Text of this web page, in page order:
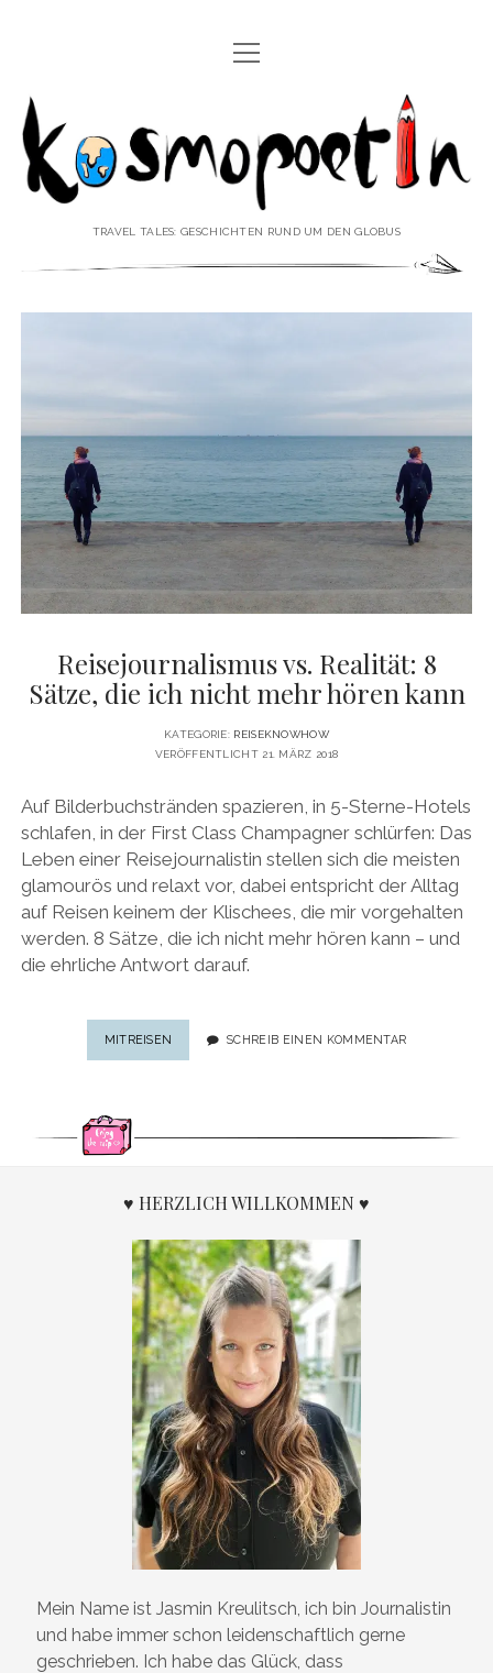
REISEREPORTAGEN
REISEPOESIE
REISEKOLUMNEN
♥ ÜBER DEN REISEBLOG
öffnen
IMPRESSUM
DATENSCHUTZERKLÄRUNG
♥ ÜBER DIE AUTORIN Menü
öffnen
PRESSE & MEDIEN
MEDIADATEN
twitterfacebook
pinterestyoutubeinstagram
Menü
öffnen
Kosmopoetin
TRAVEL TALES: GESCHICHTEN RUND UM DEN GLOBUS
Reisejournalismus vs. Realität: 8
Sätze, die ich nicht mehr hören kann
KATEGORIE: REISEKNOWHOW
VERÖFFENTLICHT 21. MÄRZ 2018
Auf Bilderbuchstränden spazieren, in 5-Sterne-Hotels
schlafen, in der First Class Champagner schlürfen: Das
Leben einer Reisejournalistin stellen sich die meisten
glamourös und relaxt vor, dabei entspricht der Alltag
auf Reisen keinem der Klischees, die mir vorgehalten
werden. 8 Sätze, die ich nicht mehr hören kann – und
die ehrliche Antwort darauf.
MITREISEN REISEJOURNALISMUS
VS.
DIE
MEHR
KANN
SCHREIB EINEN KOMMENTAR
♥ HERZLICH WILLKOMMEN ♥
Mein Name ist Jasmin Kreulitsch, ich bin Journalistin
und habe immer schon leidenschaftlich gerne
geschrieben. Ich habe das Glück, dass